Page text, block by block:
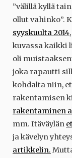
”välillä kyllä
ollut vahinko”.
syyskuulta 2014
kuvassa kaikki
oli
joka rapautti
kohdalta niin,
rakentamisen
rakentaminen
mm. Itäväylän
ja kävelyn
artikkelin.